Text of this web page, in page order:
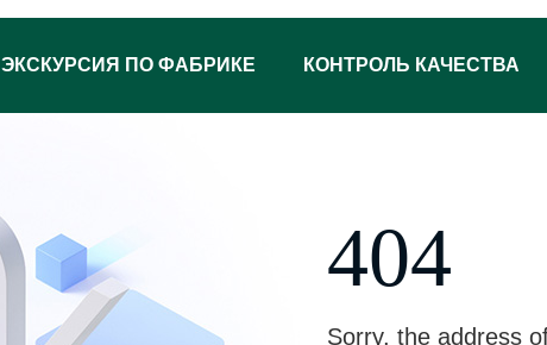
ЭКСКУРСИЯ ПО ФАБРИКЕ КОНТРОЛЬ КАЧЕСТВА
404
Sorry, the address